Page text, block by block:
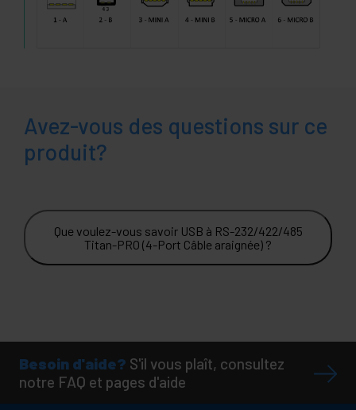
Avez-vous des questions sur ce
produit?
Que voulez-vous savoir USB à RS-232/422/485
Titan-PRO (4-Port Câble araignée) ?
Besoin d'aide? S'il vous plaît, consultez
notre FAQ et pages d'aide